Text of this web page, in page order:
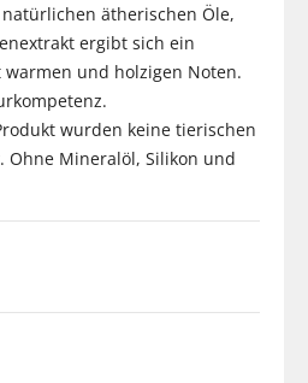
ätherischen Öle,
ergibt sich ein
und holzigen Noten.
wurden keine tierischen
Ohne Mineralöl, Silikon und